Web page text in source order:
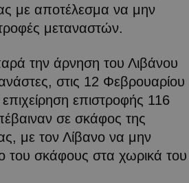
με αποτέλεσμα να μην
μεταναστών.
την άρνηση του Λιβάνου
στις 12 Φεβρουαρίου
επιστροφής 116
σε σκάφος της
με τον Λίβανο να μην
του σκάφους στα χωρικά του